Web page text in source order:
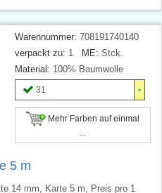
Warennummer: 708191740140
verpackt zu: 1 ME: Stck.
Material: 100% Baumwolle
31
Mehr Farben auf einmal
5 m
14 mm, Karte 5 m, Preis pro 1